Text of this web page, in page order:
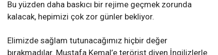
Bu yüzden daha baskıcı bir rejime geçmek zorunda
kalacak, hepimizi çok zor günler bekliyor.
Elimizde sağlam tutunacağımız hiçbir değer
bırakmadılar. Mustafa Kemal’e terörist diyen İngilizlerle